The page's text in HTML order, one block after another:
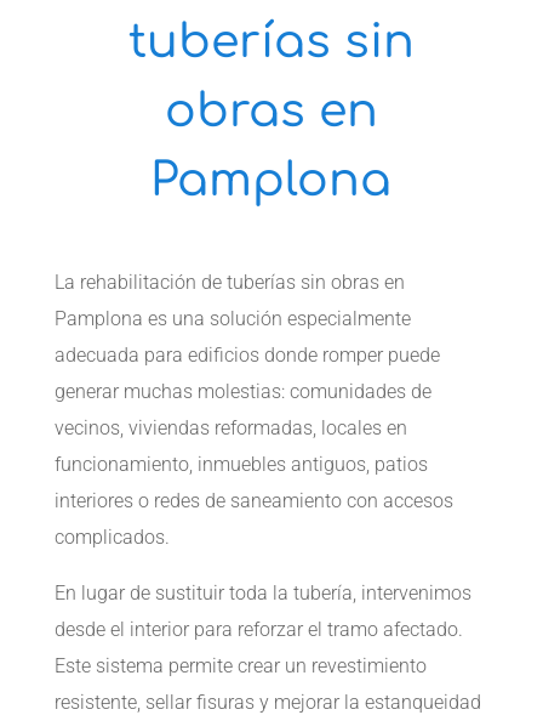
tuberías sin
obras en
Pamplona
La rehabilitación de tuberías sin obras en
Pamplona es una solución especialmente
adecuada para edificios donde romper puede
generar muchas molestias: comunidades de
vecinos, viviendas reformadas, locales en
funcionamiento, inmuebles antiguos, patios
interiores o redes de saneamiento con accesos
complicados.
En lugar de sustituir toda la tubería, intervenimos
desde el interior para reforzar el tramo afectado.
Este sistema permite crear un revestimiento
resistente, sellar fisuras y mejorar la estanqueidad